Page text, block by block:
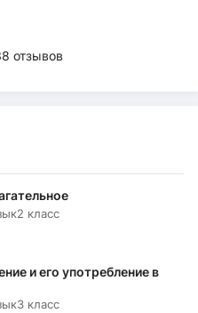
отзывов
2 класс
и его употребление в
3 класс